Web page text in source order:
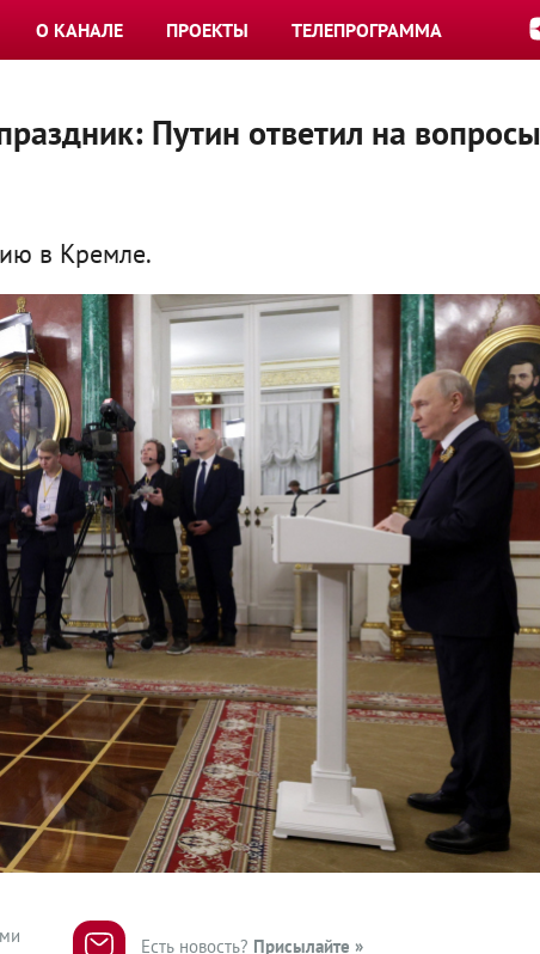
О КАНАЛЕ ПРОЕКТЫ ТЕЛЕПРОГРАММА
Путин ответил на вопросы
в Кремле.
Есть новость? Присылайте »